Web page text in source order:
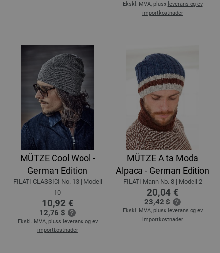
Ekskl. MVA, pluss leverans og ev
importkostnader
MÜTZE Cool Wool -
German Edition
FILATI CLASSICI No. 13 | Modell
10
10,92 €
12,76 $
Ekskl. MVA, pluss leverans og ev
importkostnader
MÜTZE Alta Moda
Alpaca - German Edition
FILATI Mann No. 8 | Modell 2
20,04 €
23,42 $
Ekskl. MVA, pluss leverans og ev
importkostnader